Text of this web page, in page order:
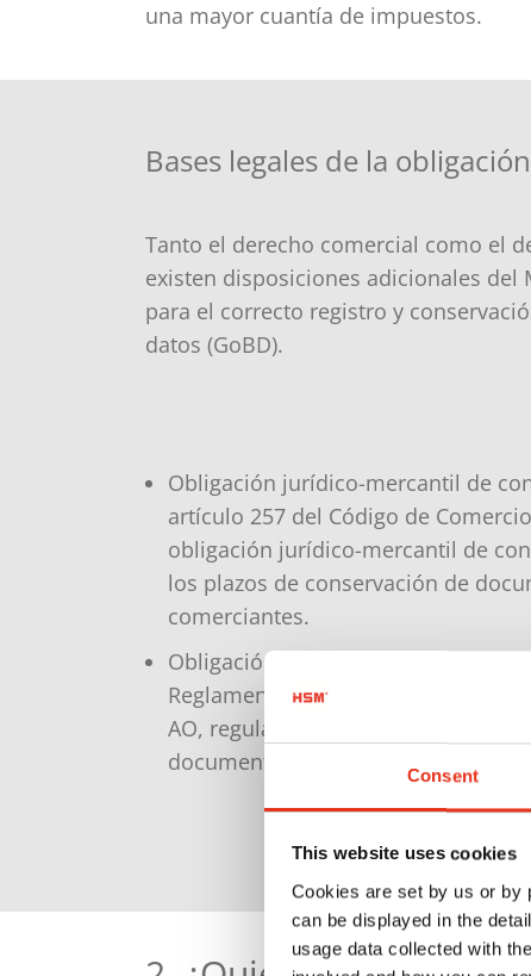
Consent
This website uses cookies
Cookies are set by us or by
can be displayed in the
usage data collected with
una mayor cuantía de impuestos.
Bases legales de la
Tanto el derecho comercial como el
existen disposiciones adicionales
para el correcto registro y
datos (GoBD).
Obligación jurídico-mercantil de
artículo 257 del Código de
obligación jurídico-mercantil de
los plazos de conservación de
comerciantes.
Obligación jurídico-fiscal de
Reglamento Tributario (AO), en
AO, regula las normas fiscales para
documentación.